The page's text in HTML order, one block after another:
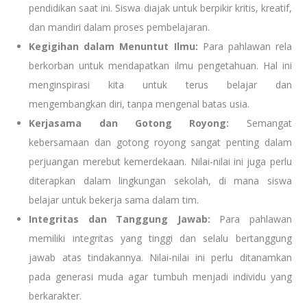
pendidikan saat ini. Siswa diajak untuk berpikir kritis, kreatif,
dan mandiri dalam proses pembelajaran.
Kegigihan dalam Menuntut Ilmu: Para pahlawan rela
berkorban untuk mendapatkan ilmu pengetahuan. Hal ini
menginspirasi kita untuk terus belajar dan
mengembangkan diri, tanpa mengenal batas usia.
Kerjasama dan Gotong Royong: Semangat
kebersamaan dan gotong royong sangat penting dalam
perjuangan merebut kemerdekaan. Nilai-nilai ini juga perlu
diterapkan dalam lingkungan sekolah, di mana siswa
belajar untuk bekerja sama dalam tim.
Integritas dan Tanggung Jawab: Para pahlawan
memiliki integritas yang tinggi dan selalu bertanggung
jawab atas tindakannya. Nilai-nilai ini perlu ditanamkan
pada generasi muda agar tumbuh menjadi individu yang
berkarakter.